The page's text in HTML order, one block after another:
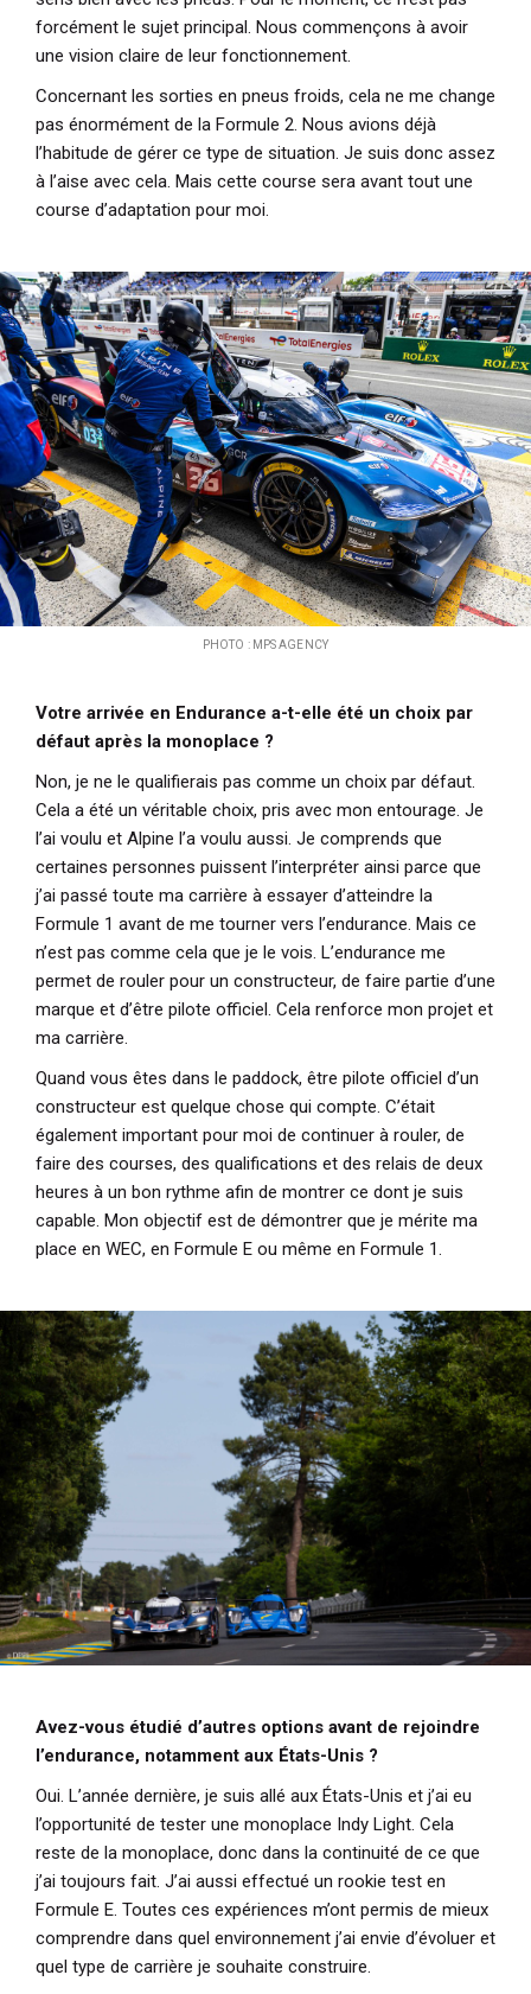
forcément le sujet principal. Nous commençons à avoir
une vision claire de leur fonctionnement.
Concernant les sorties en pneus froids, cela ne me change
pas énormément de la Formule 2. Nous avions déjà
l’habitude de gérer ce type de situation. Je suis donc assez
à l’aise avec cela. Mais cette course sera avant tout une
course d’adaptation pour moi.
PHOTO : MPS AGENCY
Votre arrivée en Endurance a-t-elle été un choix par
défaut après la monoplace ?
Non, je ne le qualifierais pas comme un choix par défaut.
Cela a été un véritable choix, pris avec mon entourage. Je
l’ai voulu et Alpine l’a voulu aussi. Je comprends que
certaines personnes puissent l’interpréter ainsi parce que
j’ai passé toute ma carrière à essayer d’atteindre la
Formule 1 avant de me tourner vers l’endurance. Mais ce
n’est pas comme cela que je le vois. L’endurance me
permet de rouler pour un constructeur, de faire partie d’une
marque et d’être pilote officiel. Cela renforce mon projet et
ma carrière.
Quand vous êtes dans le paddock, être pilote officiel d’un
constructeur est quelque chose qui compte. C’était
également important pour moi de continuer à rouler, de
faire des courses, des qualifications et des relais de deux
heures à un bon rythme afin de montrer ce dont je suis
capable. Mon objectif est de démontrer que je mérite ma
place en WEC, en Formule E ou même en Formule 1.
Avez-vous étudié d’autres options avant de rejoindre
l’endurance, notamment aux États-Unis ?
Oui. L’année dernière, je suis allé aux États-Unis et j’ai eu
l’opportunité de tester une monoplace Indy Light. Cela
reste de la monoplace, donc dans la continuité de ce que
j’ai toujours fait. J’ai aussi effectué un rookie test en
Formule E. Toutes ces expériences m’ont permis de mieux
comprendre dans quel environnement j’ai envie d’évoluer et
quel type de carrière je souhaite construire.